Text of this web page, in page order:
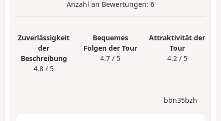
Anzahl an Bewertungen: 6
Zuverlässigkeit
der
Beschreibung
4.8 / 5
Bequemes
Folgen der Tour
4.7 / 5
Attraktivität der
Tour
4.2 / 5
bbn35bzh